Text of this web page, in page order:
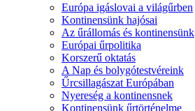
Európa igáslovai a világűrben
Kontinensünk hajósai
Az űrállomás és kontinensünk
Európai űrpolitika
Korszerű oktatás
A Nap és bolygótestvéreink
Űrcsillagászat Európában
Nyereség a kontinensnek
Kontinensünk űrtörténelme